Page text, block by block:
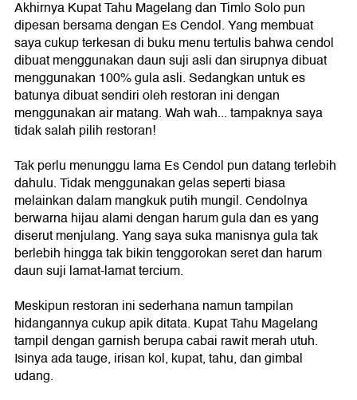
Akhirnya Kupat Tahu Magelang dan Timlo Solo pun
dipesan bersama dengan Es Cendol. Yang membuat
saya cukup terkesan di buku menu tertulis bahwa cendol
dibuat menggunakan daun suji asli dan sirupnya dibuat
menggunakan 100% gula asli. Sedangkan untuk es
batunya dibuat sendiri oleh restoran ini dengan
menggunakan air matang. Wah wah... tampaknya saya
tidak salah pilih restoran!
Tak perlu menunggu lama Es Cendol pun datang terlebih
dahulu. Tidak menggunakan gelas seperti biasa
melainkan dalam mangkuk putih mungil. Cendolnya
berwarna hijau alami dengan harum gula dan es yang
diserut menjulang. Yang saya suka manisnya gula tak
berlebih hingga tak bikin tenggorokan seret dan harum
daun suji lamat-lamat tercium.
Meskipun restoran ini sederhana namun tampilan
hidangannya cukup apik ditata. Kupat Tahu Magelang
tampil dengan garnish berupa cabai rawit merah utuh.
Isinya ada tauge, irisan kol, kupat, tahu, dan gimbal
udang.